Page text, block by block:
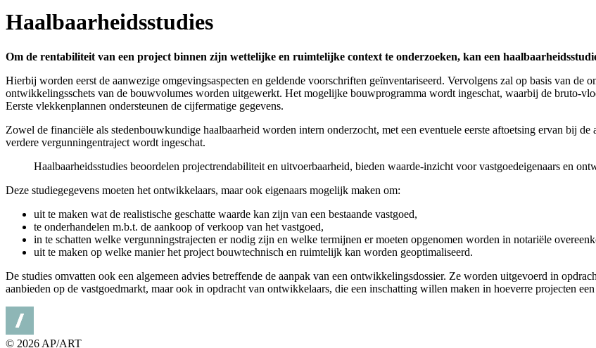
Haalbaarheidsstudies
Om de rentabiliteit van een project binnen zijn wettelijke en ruimtelijke context te onderzoeken, kan een
Hierbij worden eerst de aanwezige omgevingsaspecten en geldende voorschriften geïnventariseerd. Vervolgens zal op basis van de
ontwikkelingsschets van de bouwvolumes worden uitgewerkt. Het mogelijke bouwprogramma wordt ingeschat, waarbij de bruto-
Eerste vlekkenplannen ondersteunen de cijfermatige gegevens.
Zowel de financiële als stedenbouwkundige haalbaarheid worden intern onderzocht, met een eventuele eerste aftoetsing ervan bij
verdere vergunningentraject wordt ingeschat.
Haalbaarheidsstudies beoordelen projectrendabiliteit en uitvoerbaarheid, bieden waarde-inzicht voor vastgoedeigenaars en
Deze studiegegevens moeten het ontwikkelaars, maar ook eigenaars mogelijk maken om:
uit te maken wat de realistische geschatte waarde kan zijn van een bestaande vastgoed,
te onderhandelen m.b.t. de aankoop of verkoop van het vastgoed,
in te schatten welke vergunningstrajecten er nodig zijn en welke termijnen er moeten opgenomen worden in notariële
uit te maken op welke manier het project bouwtechnisch en ruimtelijk kan worden geoptimaliseerd.
De studies omvatten ook een algemeen advies betreffende de aanpak van een ontwikkelingsdossier. Ze worden uitgevoerd in
aanbieden op de vastgoedmarkt, maar ook in opdracht van ontwikkelaars, die een inschatting willen maken in hoeverre projecten
© 2026 AP/ART